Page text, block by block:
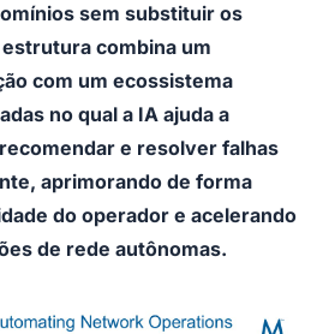
sem substituir os
combina um
com um ecossistema
no qual a IA ajuda a
e resolver falhas
aprimorando de forma
do operador e acelerando
de rede autônomas.